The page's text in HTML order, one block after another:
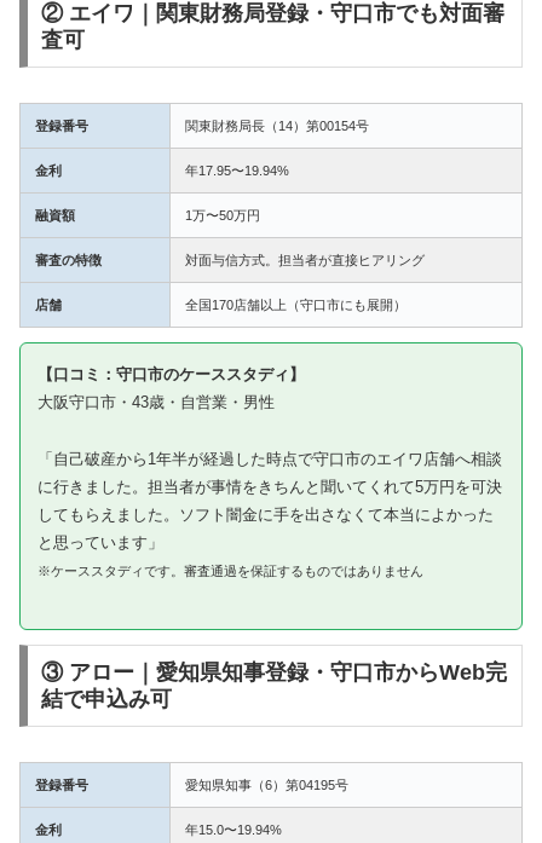
② エイワ｜関東財務局登録・守口市でも対面審
査可
登録番号 関東財務局長（14）第00154号
金利 年17.95〜19.94%
融資額 1万〜50万円
審査の特徴 対面与信方式。担当者が直接ヒアリング
店舗 全国170店舗以上（守口市にも展開）
【口コミ：守口市のケーススタディ】
大阪守口市・43歳・自営業・男性
「自己破産から1年半が経過した時点で守口市のエイワ店舗へ相談
に行きました。担当者が事情をきちんと聞いてくれて5万円を可決
してもらえました。ソフト闇金に手を出さなくて本当によかった
と思っています」
※ケーススタディです。審査通過を保証するものではありません
③ アロー｜愛知県知事登録・守口市からWeb完
結で申込み可
登録番号 愛知県知事（6）第04195号
金利 年15.0〜19.94%